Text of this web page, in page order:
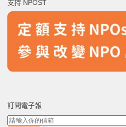
字:
支持 NPOST
訂閱電子報